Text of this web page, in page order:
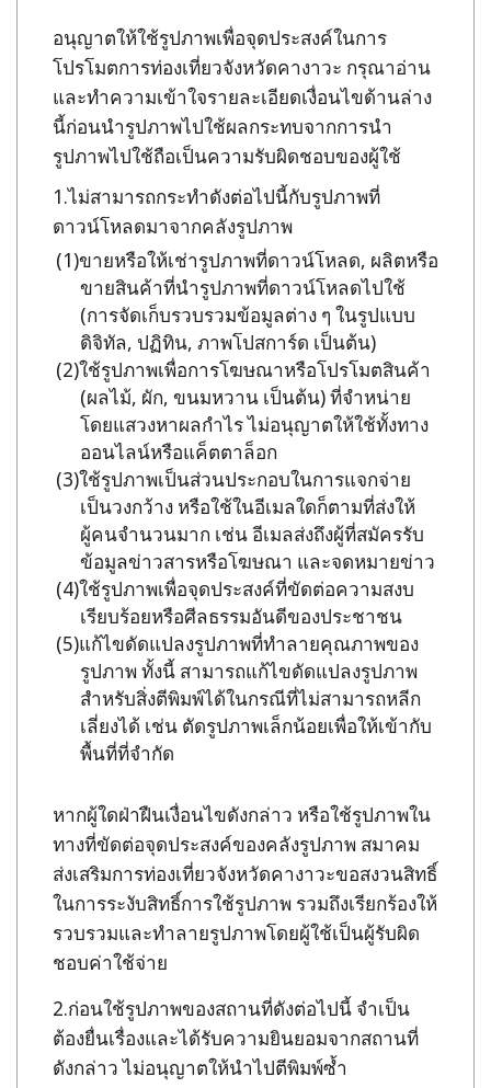
อนุญาตให้ใช้รูปภาพเพื่อจุดประสงค์ในการ
โปรโมตการท่องเที่ยวจังหวัดคางาวะ กรุณาอ่าน
และทำความเข้าใจรายละเอียดเงื่อนไขด้านล่าง
นี้ก่อนนำรูปภาพไปใช้ผลกระทบจากการนำ
รูปภาพไปใช้ถือเป็นความรับผิดชอบของผู้ใช้
ไม่สามารถกระทำดังต่อไปนี้กับรูปภาพที่
ดาวน์โหลดมาจากคลังรูปภาพ
ขายหรือให้เช่ารูปภาพที่ดาวน์โหลด, ผลิตหรือ
ขายสินค้าที่นำรูปภาพที่ดาวน์โหลดไปใช้
(การจัดเก็บรวบรวมข้อมูลต่าง ๆ ในรูปแบบ
ดิจิทัล, ปฏิทิน, ภาพโปสการ์ด เป็นต้น)
ใช้รูปภาพเพื่อการโฆษณาหรือโปรโมตสินค้า
(ผลไม้, ผัก, ขนมหวาน เป็นต้น) ที่จำหน่าย
โดยแสวงหาผลกำไร ไม่อนุญาตให้ใช้ทั้งทาง
ออนไลน์หรือแค็ตตาล็อก
ใช้รูปภาพเป็นส่วนประกอบในการแจกจ่าย
เป็นวงกว้าง หรือใช้ในอีเมลใดก็ตามที่ส่งให้
ผู้คนจำนวนมาก เช่น อีเมลส่งถึงผู้ที่สมัครรับ
ข้อมูลข่าวสารหรือโฆษณา และจดหมายข่าว
ใช้รูปภาพเพื่อจุดประสงค์ที่ขัดต่อความสงบ
เรียบร้อยหรือศีลธรรมอันดีของประชาชน
แก้ไขดัดแปลงรูปภาพที่ทำลายคุณภาพของ
รูปภาพ ทั้งนี้ สามารถแก้ไขดัดแปลงรูปภาพ
สำหรับสิ่งตีพิมพ์ได้ในกรณีที่ไม่สามารถหลีก
เลี่ยงได้ เช่น ตัดรูปภาพเล็กน้อยเพื่อให้เข้ากับ
พื้นที่ที่จำกัด
หากผู้ใดฝ่าฝืนเงื่อนไขดังกล่าว หรือใช้รูปภาพใน
ทางที่ขัดต่อจุดประสงค์ของคลังรูปภาพ สมาคม
ส่งเสริมการท่องเที่ยวจังหวัดคางาวะขอสงวนสิทธิ์
ในการระงับสิทธิ์การใช้รูปภาพ รวมถึงเรียกร้องให้
รวบรวมและทำลายรูปภาพโดยผู้ใช้เป็นผู้รับผิด
ชอบค่าใช้จ่าย
ก่อนใช้รูปภาพของสถานที่ดังต่อไปนี้ จำเป็น
ต้องยื่นเรื่องและได้รับความยินยอมจากสถานที่
ดังกล่าว ไม่อนุญาตให้นำไปตีพิมพ์ซ้ำ